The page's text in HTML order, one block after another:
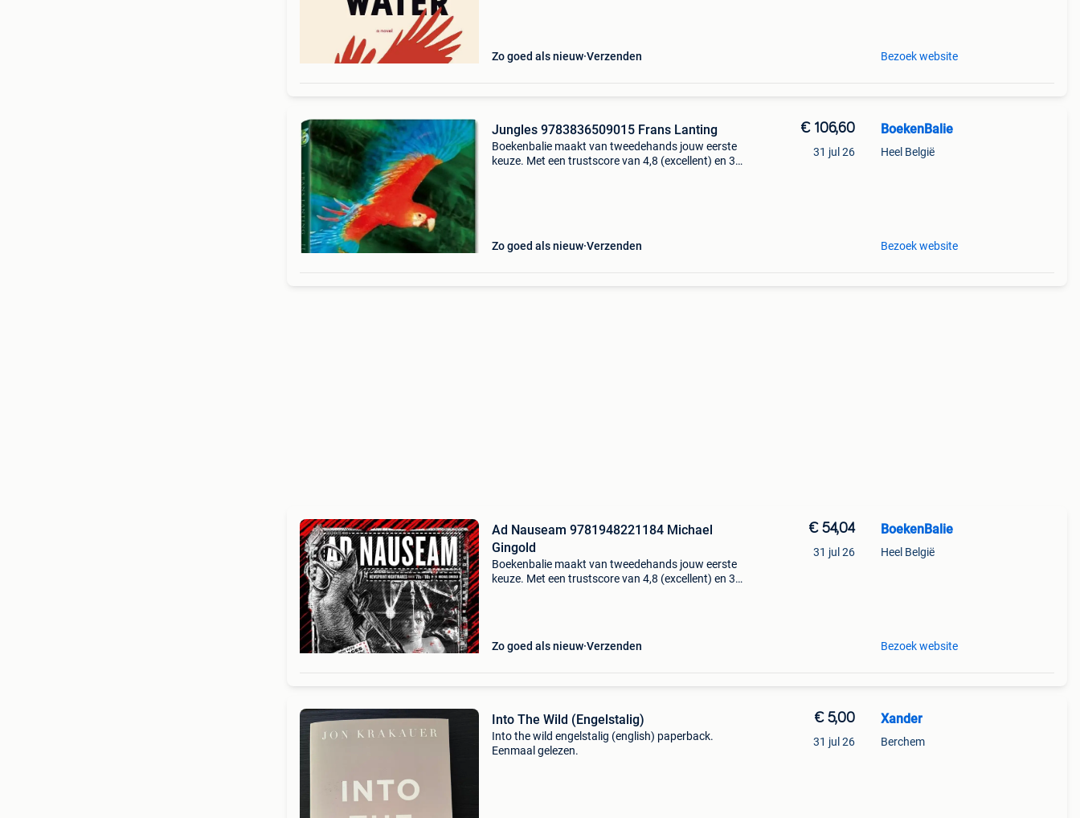
Zo goed als nieuw Verzenden Bezoek website
Jungles 9783836509015 Frans Lanting
Boekenbalie maakt van tweedehands jouw eerste
keuze. Met een trustscore van 4,8 (excellent) en 30
Zo goed als nieuw Verzenden
€ 106,60
31 jul 26
BoekenBalie
Heel België
Bezoek website
Ad Nauseam 9781948221184 Michael
Gingold
Boekenbalie maakt van tweedehands jouw eerste
keuze. Met een trustscore van 4,8 (excellent) en 30
Zo goed als nieuw Verzenden
€ 54,04
31 jul 26
BoekenBalie
Heel België
Bezoek website
Into The Wild (Engelstalig)
Into the wild engelstalig (english) paperback.
Eenmaal gelezen.
€ 5,00
31 jul 26
Xander
Berchem